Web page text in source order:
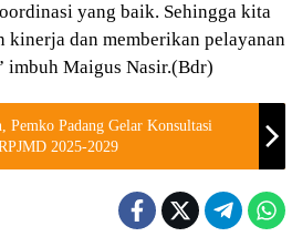
yang baik. Sehingga kita
kinerja dan memberikan pelayanan
imbuh Maigus Nasir.(Bdr)
Pemko Padang Gelar Konsultasi
2025-2029